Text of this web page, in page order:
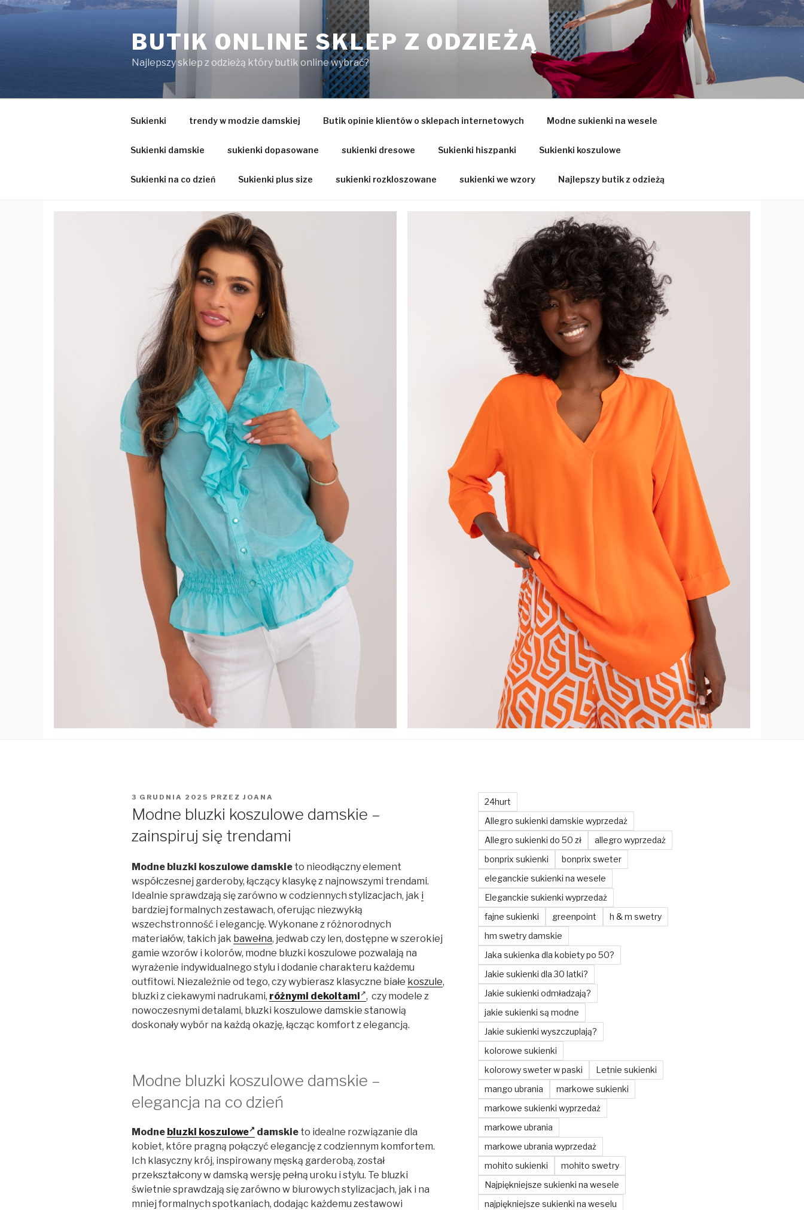
Przejdź
BUTIK ONLINE SKLEP Z ODZIEŻĄ
Najlepszy sklep z odzieżą który butik online wybrać?
Sukienki trendy w modzie damskiej Butik opinie klientów o sklepach internetowych Modne sukienki na wesele
Sukienki damskie sukienki dopasowane sukienki dresowe Sukienki hiszpanki Sukienki koszulowe
Sukienki na co dzień Sukienki plus size sukienki rozkloszowane sukienki we wzory Najlepszy butik z odzieżą
OPUBLIKOWANE
3 GRUDNIA 2025 PRZEZ JOANA
Modne bluzki koszulowe damskie –
zainspiruj się trendami
Modne bluzki koszulowe damskie to nieodłączny element
współczesnej garderoby, łączący klasykę z najnowszymi trendami.
Idealnie sprawdzają się zarówno w codziennych stylizacjach, jak i
bardziej formalnych zestawach, oferując niezwykłą
wszechstronność i elegancję. Wykonane z różnorodnych
materiałów, takich jak bawełna, jedwab czy len, dostępne w szerokiej
gamie wzorów i kolorów, modne bluzki koszulowe pozwalają na
wyrażenie indywidualnego stylu i dodanie charakteru każdemu
outfitowi. Niezależnie od tego, czy wybierasz klasyczne białe koszule,
bluzki z ciekawymi nadrukami, różnymi dekoltami , czy modele z
nowoczesnymi detalami, bluzki koszulowe damskie stanowią
doskonały wybór na każdą okazję, łącząc komfort z elegancją.
Modne bluzki koszulowe damskie –
elegancja na co dzień
Modne bluzki koszulowe damskie to idealne rozwiązanie dla
kobiet, które pragną połączyć elegancję z codziennym komfortem.
Ich klasyczny krój, inspirowany męską garderobą, został
przekształcony w damską wersję pełną uroku i stylu. Te bluzki
świetnie sprawdzają się zarówno w biurowych stylizacjach, jak i na
mniej formalnych spotkaniach, dodając każdemu zestawowi
24hurt
Allegro sukienki damskie wyprzedaż
Allegro sukienki do 50 zł
allegro wyprzedaż
bonprix sukienki
bonprix sweter
eleganckie sukienki na wesele
Eleganckie sukienki wyprzedaż
fajne sukienki
greenpoint
h & m swetry
hm swetry damskie
Jaka sukienka dla kobiety po 50?
Jakie sukienki dla 30 latki?
Jakie sukienki odmładzają?
jakie sukienki są modne
Jakie sukienki wyszczuplają?
kolorowe sukienki
kolorowy sweter w paski
Letnie sukienki
mango ubrania
markowe sukienki
markowe sukienki wyprzedaż
markowe ubrania
markowe ubrania wyprzedaż
mohito sukienki
mohito swetry
Najpiękniejsze sukienki na wesele
najpiękniejsze sukienki na weselu